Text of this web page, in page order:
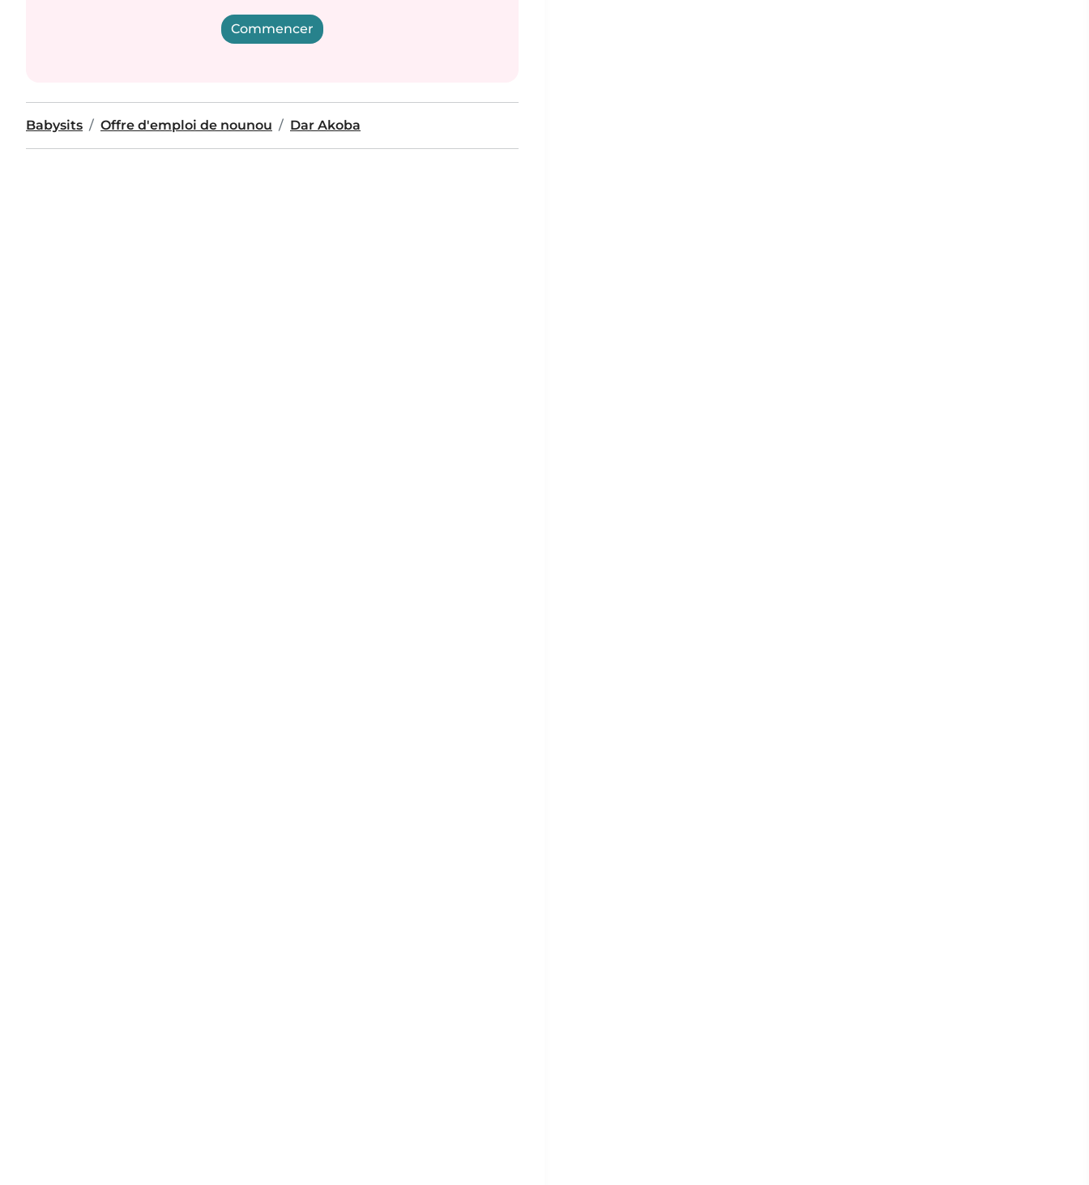
Commencer
Babysits Offre d'emploi de nounou Dar Akoba